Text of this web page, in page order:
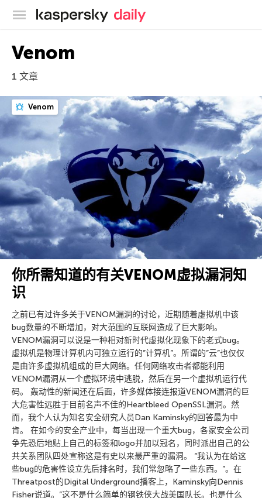
卡巴斯基官方博客
Venom
1 文章
Venom
你所需知道的有关VENOM虚拟漏洞知
识
之前已有过许多关于VENOM漏洞的讨论，近期随着虚拟机中该
bug数量的不断增加，对大范围的互联网造成了巨大影响。
VENOM漏洞可以说是一种相对新时代虚拟化现象下的老式bug。
虚拟机是物理计算机内可独立运行的”计算机”。所谓的”云”也仅仅
是由许多虚拟机组成的巨大网络。任何网络攻击者都能利用
VENOM漏洞从一个虚拟环境中逃脱，然后在另一个虚拟机运行代
码。 轰动性的新闻还在后面，许多媒体接连报道VENOM漏洞的巨
大危害性远胜于目前名声不佳的Heartbleed OpenSSL漏洞。然
而，我个人认为知名安全研究人员Dan Kaminsky的回答最为中
肯。 在如今的安全产业中，每当出现一个重大bug，各家安全公司
争先恐后地贴上自己的标签和logo并加以冠名，同时派出自己的公
共关系团队四处宣称这是有史以来最严重的漏洞。 “我认为在给这
些bug的危害性设立先后排名时，我们常忽略了一些东西。”。在
Threatpost的Digital Underground播客上，Kaminsky向Dennis
Fisher说道。”这不是什么简单的钢铁侠大战美国队长。也是什么